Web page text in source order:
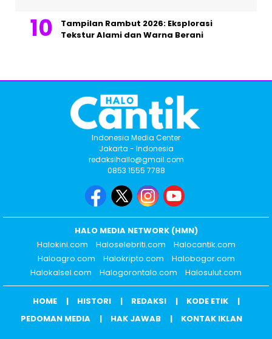
Tampilan Rambut 2026: Eksplorasi
Tekstur Alami dan Warna Berani
Indonesia Media Center
Jakarta - Indonesia
redaksihallo@gmail.com
0853 1555 7788
HALO MEDIA NETWORK (HMN)
Halokini.com
Haloselebriti.com
Halocantik.com
Haloagro.com
Halokripto.com
Halobogor.com
Halokalsel.com
Halogorontalo.com Halosulut.com
HOME HISTORI REDAKSI
KODE ETIK
PEDOMAN MEDIA
HAK JAWAB KONTAK IKLAN